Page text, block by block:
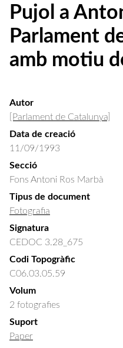
Pujol a
Parlament
amb motiu
Autor
[Parlament de Catalunya]
Data de creació
11/09/1993
Secció
Fons Antoni Ros Marbà
Tipus de document
Fotografia
Signatura
CEDOC 3.28_675
Codi Topogràfic
C06.03.05.59
Volum
2 fotografies
Suport
Paper